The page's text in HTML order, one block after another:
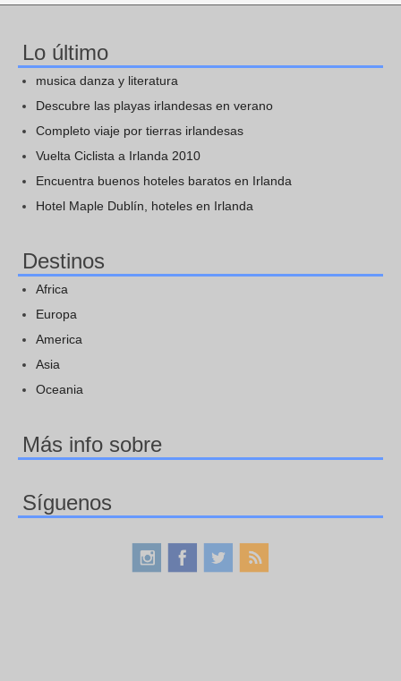
Lo último
musica danza y literatura
Descubre las playas irlandesas en verano
Completo viaje por tierras irlandesas
Vuelta Ciclista a Irlanda 2010
Encuentra buenos hoteles baratos en Irlanda
Hotel Maple Dublín, hoteles en Irlanda
Destinos
Africa
Europa
America
Asia
Oceania
Más info sobre
Síguenos